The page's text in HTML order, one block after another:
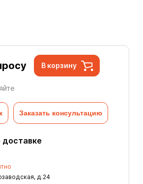
В корзину
Заказать консультацию
д.24